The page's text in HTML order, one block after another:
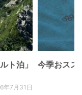
ト泊」
年7月31日
今季おスス